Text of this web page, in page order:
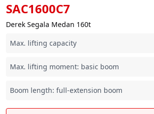
SAC1600C7
Derek Segala Medan 160t
Max. lifting capacity
Max. lifting moment: basic boom
Boom length: full-extension boom